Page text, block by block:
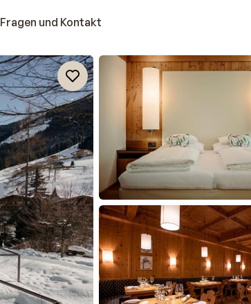
Fragen und Kontakt